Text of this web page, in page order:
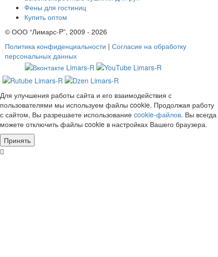
Фены для гостиниц
Купить оптом
© ООО “Лимарс-P”, 2009 - 2026
Политика конфиденциальности | Согласие на обработку
персональных данных
Для улучшения работы сайта и его взаимодействия с
пользователями мы используем файлы cookie. Продолжая работу
с сайтом, Вы разрешаете использование cookie-файлов. Вы всегда
можете отключить файлы cookie в настройках Вашего браузера.
Принять